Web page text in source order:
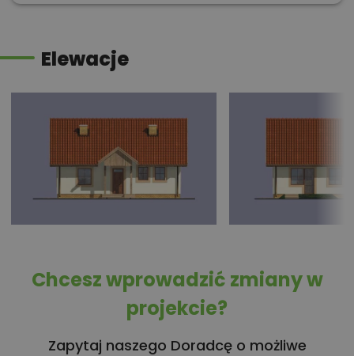
Elewacje
Chcesz wprowadzić zmiany w
projekcie?
Zapytaj naszego Doradcę o możliwe